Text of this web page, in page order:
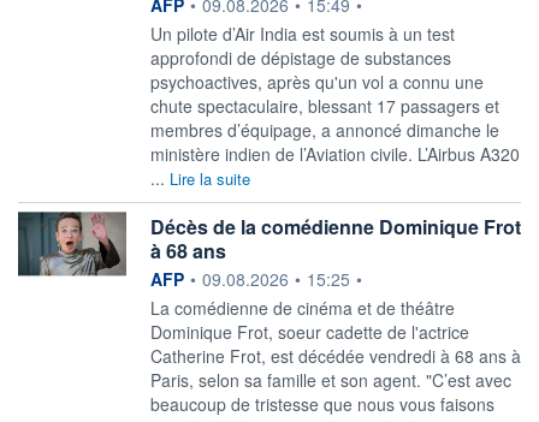
Un pilote d’Air India est soumis à un test
approfondi de dépistage de substances
psychoactives, après qu'un vol a connu une
chute spectaculaire, blessant 17 passagers et
membres d’équipage, a annoncé dimanche le
ministère indien de l’Aviation civile. L’Airbus A320
... Lire la suite
Décès de la comédienne Dominique Frot
à 68 ans
information fournie par
AFP • 09.08.2026 • 15:25 •
La comédienne de cinéma et de théâtre
Dominique Frot, soeur cadette de l'actrice
Catherine Frot, est décédée vendredi à 68 ans à
Paris, selon sa famille et son agent. "C’est avec
beaucoup de tristesse que nous vous faisons